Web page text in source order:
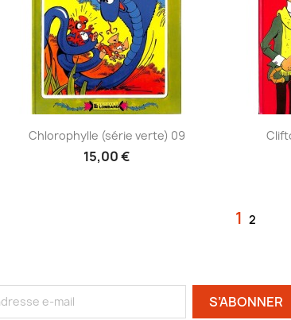
Aperçu rapide
Chlorophylle (série verte) 09
15,00 €
1 2